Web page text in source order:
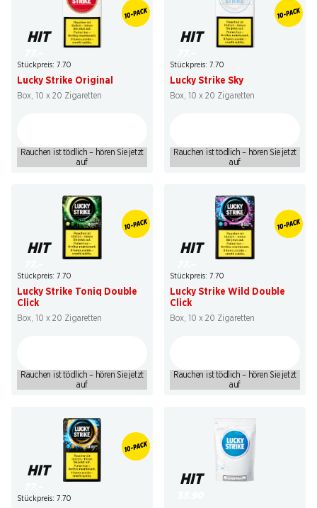
HIT
Stückpreis: 7.70
Lucky Strike Original
Box, 10 x 20 Zigaretten
Rauchen ist tödlich – hören Sie jetzt
auf
HIT
Stückpreis: 7.70
Lucky Strike Sky
Box, 10 x 20 Zigaretten
Rauchen ist tödlich – hören Sie jetzt
auf
HIT
Stückpreis: 7.70
Lucky Strike Toniq Double
Click
Box, 10 x 20 Zigaretten
Rauchen ist tödlich – hören Sie jetzt
auf
HIT
Stückpreis: 7.70
Lucky Strike Wild Double
Click
Box, 10 x 20 Zigaretten
Rauchen ist tödlich – hören Sie jetzt
auf
HIT
Stückpreis: 7.70
HIT